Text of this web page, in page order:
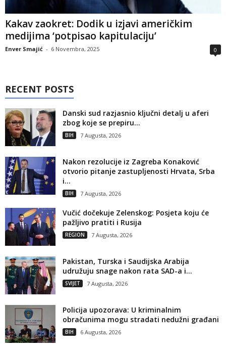
Kakav zaokret: Dodik u izjavi američkim
medijima ‘potpisao kapitulaciju’
Enver Smajić - 6 Novembra, 2025 0
RECENT POSTS
Danski sud razjasnio ključni detalj u aferi
zbog koje se prepiru...
BIH 7 Augusta, 2026
Nakon rezolucije iz Zagreba Konaković
otvorio pitanje zastupljenosti Hrvata, Srba
i...
BIH 7 Augusta, 2026
Vučić dočekuje Zelenskog: Posjeta koju će
pažljivo pratiti i Rusija
REGION 7 Augusta, 2026
Pakistan, Turska i Saudijska Arabija
udružuju snage nakon rata SAD-a i...
SVIJET 7 Augusta, 2026
Policija upozorava: U kriminalnim
obračunima mogu stradati nedužni građani
BIH 6 Augusta, 2026